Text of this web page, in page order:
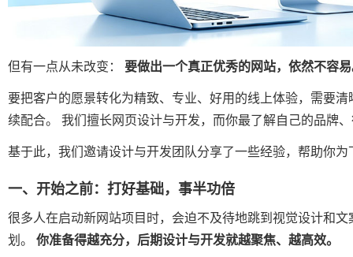
但有一点从未改变： 要做出一个真正优秀的网站，依然不容
要把客户的愿景转化为精致、专业、好用的线上体验，需要
续配合。 我们擅长网页设计与开发，而你最了解自己的品牌
基于此，我们邀请设计与开发团队分享了一些经验，帮助你
一、开始之前：打好基础，事半功倍
很多人在启动新网站项目时，会迫不及待地跳到视觉设计和
划。 你准备得越充分，后期设计与开发就越聚焦、越高效。